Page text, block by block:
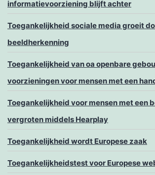
informatievoorziening blijft achter
Toegankelijkheid sociale media groeit
beeldherkenning
Toegankelijkheid van oa openbare
voorzieningen voor mensen met een
Toegankelijkheid voor mensen met een
vergroten middels Hearplay
Toegankelijkheid wordt Europese zaak
Toegankelijkheidstest voor Europese